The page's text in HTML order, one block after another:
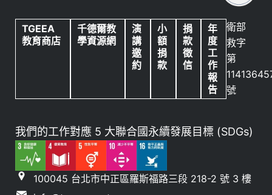
TGEEA
教育商店
千德爾教
學資源網
演
講
邀
約
小
額
捐
款
捐
款
徵
信
年
度
工
作
報
告
衛部
救字
第
號
我們的工作對應 5 大聯合國永續發展目標 (SDGs)
100045 台北市中正區羅斯福路三段 218-2 號 3 樓